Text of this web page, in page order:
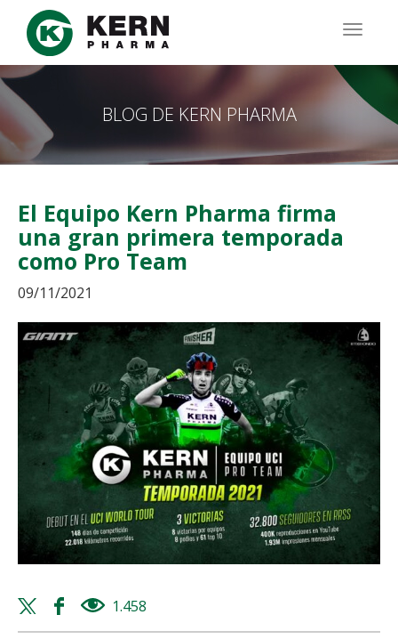
Pasar
contenido
principal
BLOG DE KERN PHARMA
El Equipo Kern Pharma firma
una gran primera temporada
como Pro Team
09/11/2021
Twitter
share
Facebook
share
1.458